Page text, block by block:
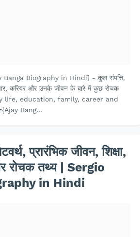
Banga Biography in Hindi] - कुल संपत्ति,
करियर और उनके जीवन के बारे में कुछ रोचक
life, education, family, career and
Bang…
प्रारंभिक जीवन, शिक्षा,
रोचक तथ्य | Sergio
in Hindi